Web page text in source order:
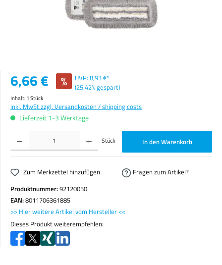
Verkaufspreis:
6,66 € % UVP: 8,93 €*
(25.42% gespart)
Inhalt:1 Stück
inkl. MwSt.zzgl. Versandkosten / shipping costs
Lieferzeit 1-3 Werktage
Produkt Anzahl: Gib den gewünschten Wert ein oder benutze die Schaltflächen um die Anzahl zu
Stück In den Warenkorb
Zum Merkzettel hinzufügen
Fragen zum Artikel?
Produktnummer:92120050
EAN:8011706361885
>> Hier weitere Artikel vom Hersteller <<
Dieses Produkt weiterempfehlen: